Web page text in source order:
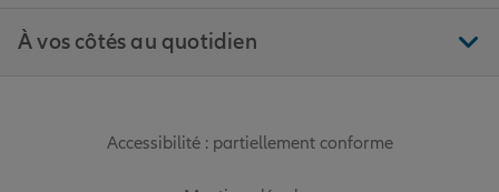
À vos côtés au quotidien
Accessibilité : partiellement conforme